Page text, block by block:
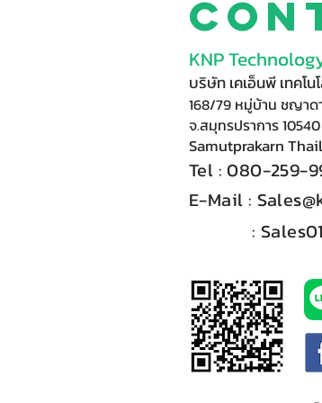
KNP
บริษัท เคเอ็นพี เทคโ
168/79 หมู่บ้าน ชญาด
จ.สมุทรปราการ 10540
Samutprakarn Thail
Tel : 080-259-9
E-Mail :​
: